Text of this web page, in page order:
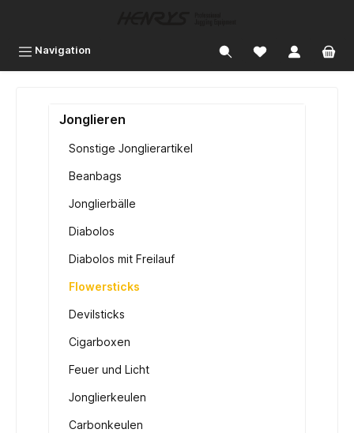
Navigation
Jonglieren
Sonstige Jonglierartikel
Beanbags
Jonglierbälle
Diabolos
Diabolos mit Freilauf
Flowersticks
Devilsticks
Cigarboxen
Feuer und Licht
Jonglierkeulen
Carbonkeulen